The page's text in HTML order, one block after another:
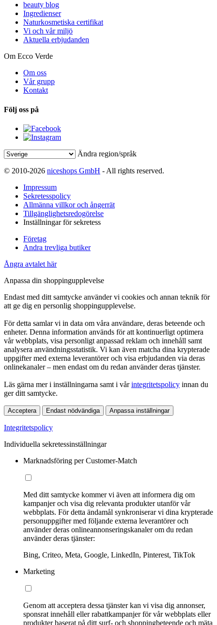
beauty blog
Ingredienser
Naturkosmetiska certifikat
Vi och vår miljö
Aktuella erbjudanden
Om Ecco Verde
Om oss
Vår grupp
Kontakt
Följ oss på
Ändra region/språk
© 2010-2026 niceshops GmbH - All rights reserved.
Impressum
Sekretesspolicy
Allmänna villkor och ångerrät
Tillgänglighetsredogörelse
Inställningar för sekretess
Företag
Andra trevliga butiker
Ångra avtalet här
Anpassa din shoppingupplevelse
Endast med ditt samtycke använder vi cookies och annan teknik för
att ge dig en personlig shoppingupplevelse.
För detta samlar vi in data om våra användare, deras beteende och
enheter. Denna information används för att kontinuerligt optimera
vår webbplats, visa personligt anpassad reklam och innehåll samt
analysera användningsstatistik. Vi kan även matcha dina krypterade
uppgifter med externa leverantörer och visa erbjudanden via deras
onlinekanaler – men endast om du redan använder deras tjänster.
Läs gärna mer i inställningarna samt i vårintegritetspolicy innan du
ger ditt samtycke.
Acceptera Endast nödvändiga Anpassa inställningar
Integritetspolicy
Individuella sekretessinställningar
Marknadsföring per Customer-Match
Med ditt samtycke kommer vi även att informera dig om
kampanjer och visa dig relevanta produkter utanför vår
webbplats. För detta ändamål synkroniserar vi dina krypterade
personuppgifter med följande externa leverantörer och
använder deras onlineannonseringskanaler om du redan
använder deras tjänster:
Bing, Criteo, Meta, Google, LinkedIn, Pinterest, TikTok
Marketing
Genom att acceptera dessa tjänster kan vi visa dig annonser,
sponsrat innehåll eller rabattkampanjer för vår webbplats eller
produkter baserat på ditt surf- och shoppingbeteende och mäta